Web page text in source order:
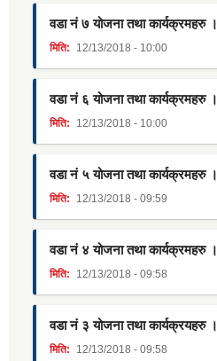
वडा नं ७ योजना तथा कार्यक्रमहरु ।
मिति: 12/13/2018 - 10:00
वडा नं ६ योजना तथा कार्यक्रमहरु ।
मिति: 12/13/2018 - 10:00
वडा नं ५ योजना तथा कार्यक्रमहरु ।
मिति: 12/13/2018 - 09:59
वडा नं ४ योजना तथा कार्यक्रमहरु ।
मिति: 12/13/2018 - 09:58
वडा नं ३ योजना तथा कार्यक्रयहरु ।
मिति: 12/13/2018 - 09:58